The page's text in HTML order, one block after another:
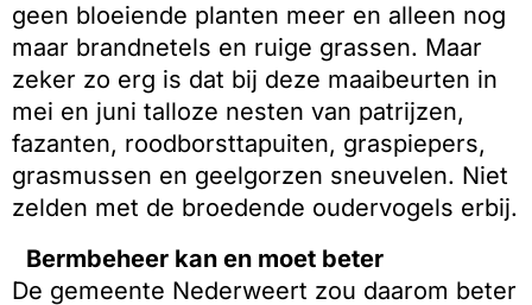
geen bloeiende planten meer en alleen nog
maar brandnetels en ruige grassen. Maar
zeker zo erg is dat bij deze maaibeurten in
mei en juni talloze nesten van patrijzen,
fazanten, roodborsttapuiten, graspiepers,
grasmussen en geelgorzen sneuvelen. Niet
zelden met de broedende oudervogels erbij.
Bermbeheer kan en moet beter
De gemeente Nederweert zou daarom beter